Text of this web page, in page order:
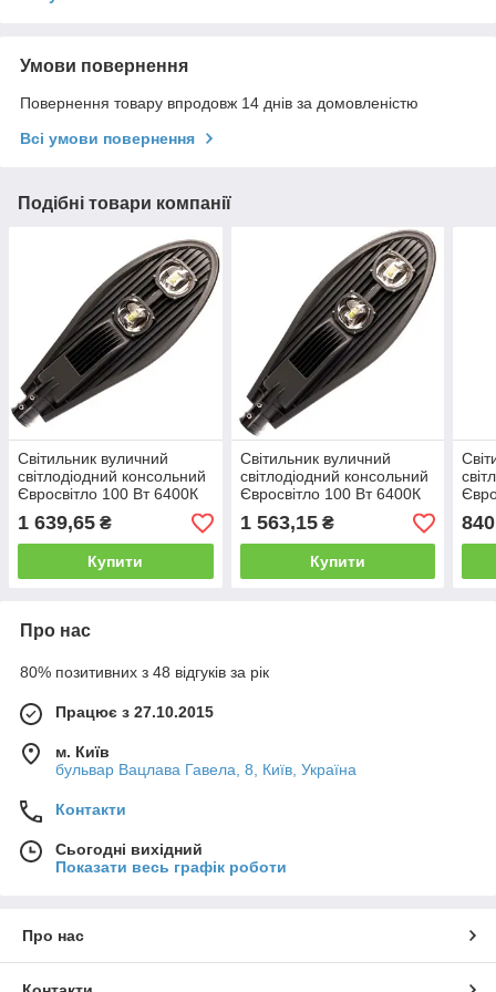
Умови повернення
Повернення товару впродовж 14 днів за домовленістю
Всі умови повернення
Подібні товари компанії
Світильник вуличний
світлодіодний консольний
Євросвітло 100 Вт 6400К
ST-100-07 IP65 10000 Лм
1 639,65 ₴
Купити
Світильник вуличний
світлодіодний консольний
Євросвітло 100 Вт 6400К
ST-100-08 IP65 9000 Лм
1 563,15₴
Купити
ST-
Про нас
80% позитивних з 48 відгуків за рік
Працює з 27.10.2015
м. Київ
бульвар Вацлава Гавела, 8, Київ, Україна
Контакти
Сьогодні вихідний
Показати весь графік роботи
Про нас